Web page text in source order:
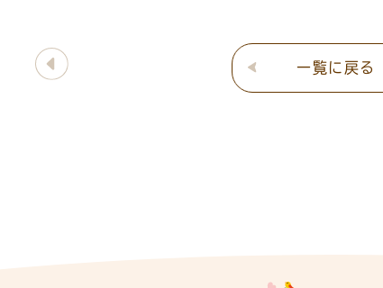
一覧に戻る